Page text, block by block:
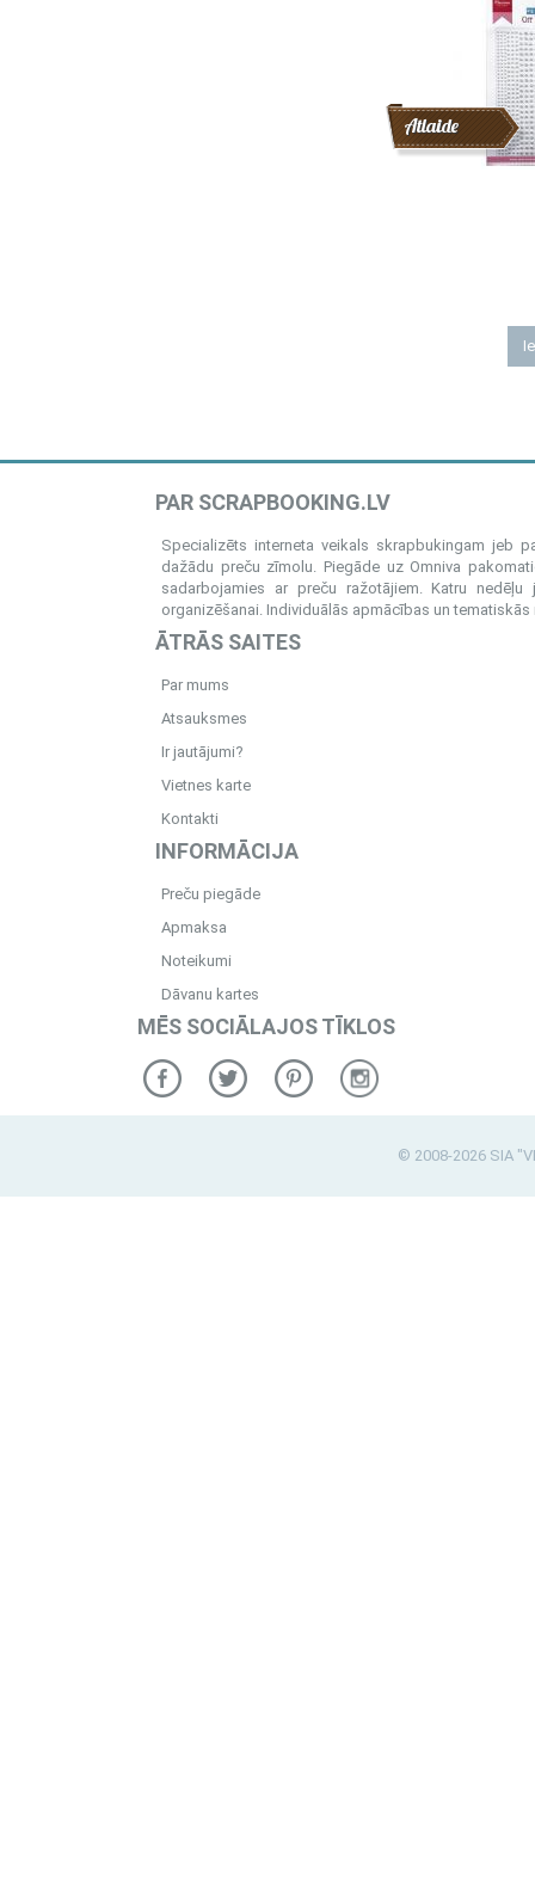
Atlaide
PAR SCRAPBOOKING.LV
Specializēts interneta veikals skrapbukingam jeb
dažādu preču zīmolu. Piegāde uz Omniva
sadarbojamies ar preču ražotājiem. Katru
organizēšanai. Individuālās apmācības un
ĀTRĀS SAITES
Par mums
Atsauksmes
Ir jautājumi?
Vietnes karte
Kontakti
INFORMĀCIJA
Preču piegāde
Apmaksa
Noteikumi
Dāvanu kartes
MĒS SOCIĀLAJOS TĪKLOS
© 2008-2026 SIA